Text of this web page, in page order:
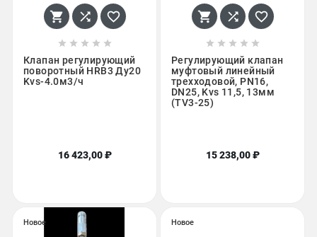
  
    
Клапан регулирующий
поворотный HRB3 Ду20
Kvs-4.0м3/ч
16 423,00 ₽
  
    
Регулирующий клапан
муфтовый линейный
трехходовой, PN16,
DN25, Kvs 11,5, 13мм
(TV3-25)
15 238,00 ₽
Новое Новое